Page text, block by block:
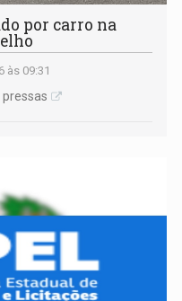
por carro na
às 09:31